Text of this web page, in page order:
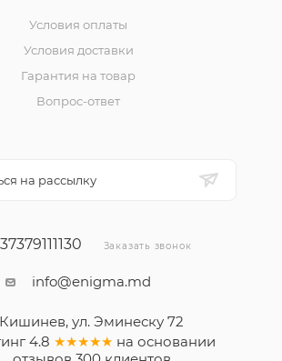
Условия оплаты
Условия доставки
Гарантия на товар
Вопрос-ответ
на рассылку
Заказать звонок
info@enigma.md
Кишинев, ул. Эминеску 72
4.8 ★★★★★ на основании